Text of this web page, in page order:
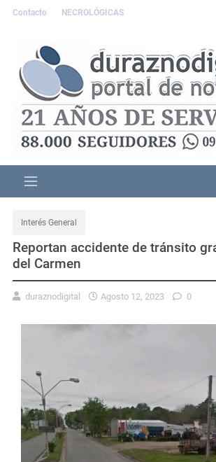
Contacto NECROLÓGICAS
Interés General
Reportan accidente de tránsito
del Carmen
duraznodigital Agosto 12, 2023 0